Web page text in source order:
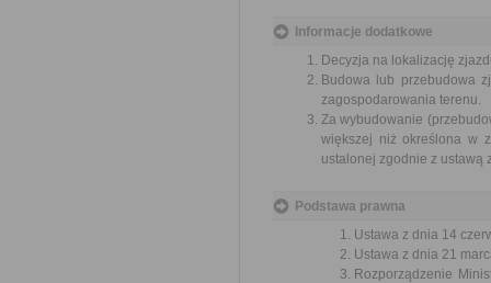
Informacje dodatkowe
Decyzja na lokalizację
Budowa lub przebudowa
zagospodarowania terenu.
Za wybudowanie
większej niż określona w
ustalonej zgodnie z ustawą
Podstawa prawna
Ustawa z dnia 14
Ustawa z dnia 21
Rozporządzenie